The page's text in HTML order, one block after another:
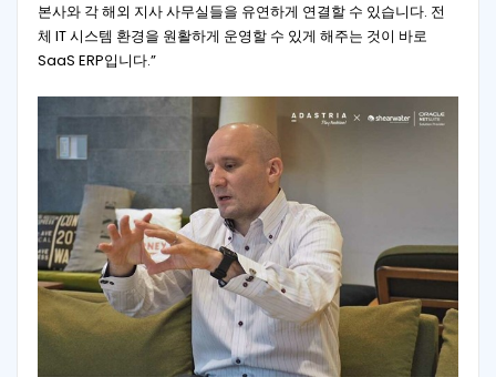
본사와 각 해외 지사 사무실들을 유연하게 연결할 수 있습니다. 전
체 IT 시스템 환경을 원활하게 운영할 수 있게 해주는 것이 바로
SaaS ERP입니다.”